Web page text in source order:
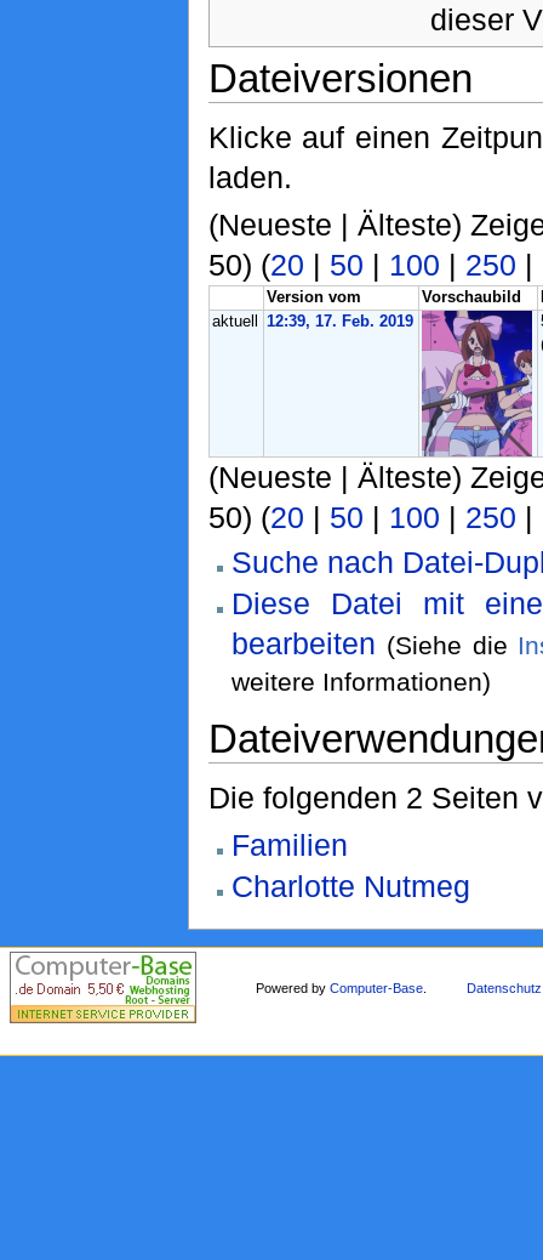
dieser
Dateiversionen
Klicke auf einen
laden.
(Neueste | Älteste)
50) (20 | 50 | 100 | 250 |
Version vom Vorschaubild
aktuell
12:39, 17. Feb. 2019
(Neueste | Älteste)
50) (20 | 50 | 100 | 250 |
Suche nach Datei-
Diese Datei mit
bearbeiten (Siehe die
weitere Informationen)
Die folgenden 2 Seiten
Familien
Charlotte Nutmeg
Powered byComputer-Base Datenschutz